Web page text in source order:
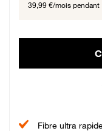
39,99 €/mois pendant
Fibre ultra